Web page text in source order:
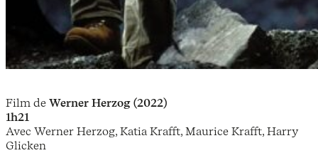
Film de Werner Herzog (2022)
1h21
Avec Werner Herzog, Katia Krafft, Maurice Krafft, Harry
Glicken